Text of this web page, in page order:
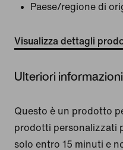
Paese/regione di
Visualizza dettagli
Ulteriori informazioni
Questo è un prodotto
prodotti personalizzati
solo entro 15 minuti e